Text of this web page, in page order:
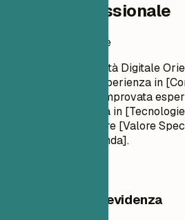
Profilo professionale
Profilo professionale
Specialista Pubblicità Digitale
[Numero] anni di esperienza in
Chiave/Settori]. Comprovata
Risultato]. Esperto/a in
Impegnato/a a fornire [Valore
Target/Tipo di Azienda].
Cosa mettere in evidenza